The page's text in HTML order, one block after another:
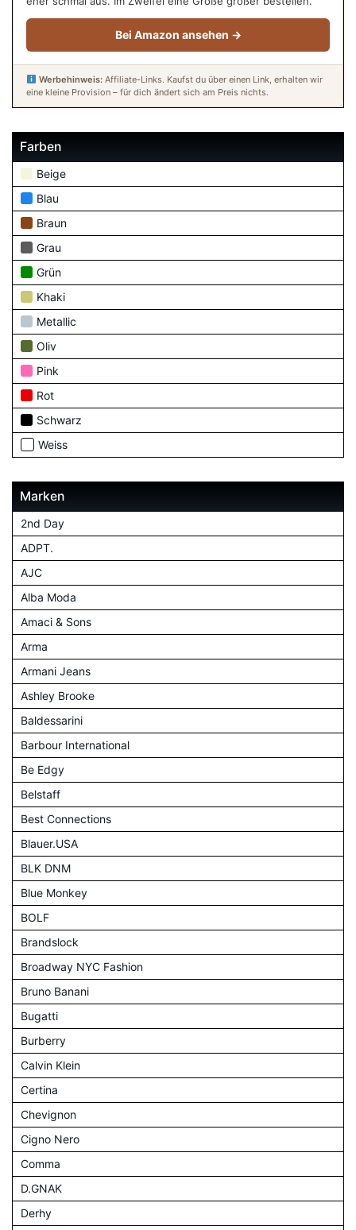
Bei Amazon ansehen →
Werbehinweis:Affiliate-Links. Kaufst du über einen Link, erhalten wir
eine kleine Provision – für dich ändert sich am Preis nichts.
Farben
Beige
Blau
Braun
Grau
Grün
Khaki
Metallic
Oliv
Pink
Rot
Schwarz
Weiss
Marken
2nd Day
ADPT.
AJC
Alba Moda
Amaci & Sons
Arma
Armani Jeans
Ashley Brooke
Baldessarini
Barbour International
Be Edgy
Belstaff
Best Connections
Blauer.USA
BLK DNM
Blue Monkey
BOLF
Brandslock
Broadway NYC Fashion
Bruno Banani
Bugatti
Burberry
Calvin Klein
Certina
Chevignon
Cigno Nero
Comma
D.GNAK
Derhy